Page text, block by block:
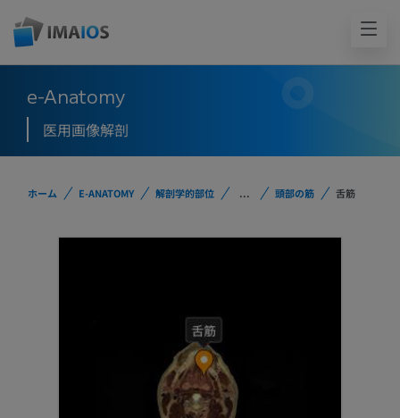
e-Anatomy
医用画像解剖
ホーム E-ANATOMY 解剖学的部位 ... 頭部の筋 舌筋